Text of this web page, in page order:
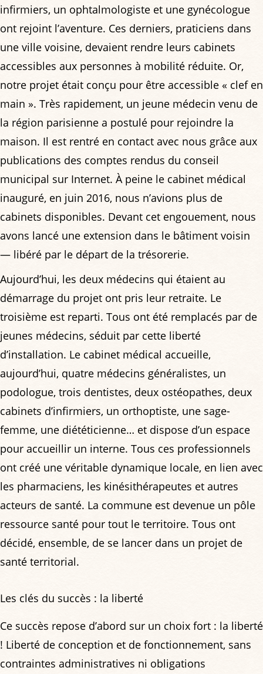
infirmiers, un ophtalmologiste et une gynécologue
ont rejoint l’aventure. Ces derniers, praticiens dans
une ville voisine, devaient rendre leurs cabinets
accessibles aux personnes à mobilité réduite. Or,
notre projet était conçu pour être accessible « clef en
main ». Très rapidement, un jeune médecin venu de
la région parisienne a postulé pour rejoindre la
maison. Il est rentré en contact avec nous grâce aux
publications des comptes rendus du conseil
municipal sur Internet. À peine le cabinet médical
inauguré, en juin 2016, nous n’avions plus de
cabinets disponibles. Devant cet engouement, nous
avons lancé une extension dans le bâtiment voisin
— libéré par le départ de la trésorerie.
Aujourd’hui, les deux médecins qui étaient au
démarrage du projet ont pris leur retraite. Le
troisième est reparti. Tous ont été remplacés par de
jeunes médecins, séduit par cette liberté
d’installation. Le cabinet médical accueille,
aujourd’hui, quatre médecins généralistes, un
podologue, trois dentistes, deux ostéopathes, deux
cabinets d’infirmiers, un orthoptiste, une sage-
femme, une diététicienne… et dispose d’un espace
pour accueillir un interne. Tous ces professionnels
ont créé une véritable dynamique locale, en lien avec
les pharmaciens, les kinésithérapeutes et autres
acteurs de santé. La commune est devenue un pôle
ressource santé pour tout le territoire. Tous ont
décidé, ensemble, de se lancer dans un projet de
santé territorial.
Les clés du succès : la liberté
Ce succès repose d’abord sur un choix fort : la liberté
! Liberté de conception et de fonctionnement, sans
contraintes administratives ni obligations